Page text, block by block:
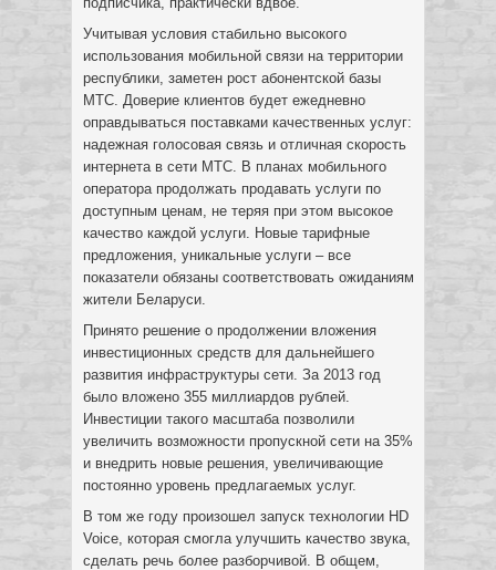
Учитывая условия стабильно высокого
использования мобильной связи на территории
республики, заметен рост абонентской базы
МТС. Доверие клиентов будет ежедневно
оправдываться поставками качественных услуг:
надежная голосовая связь и отличная скорость
интернета в сети МТС. В планах мобильного
оператора продолжать продавать услуги по
доступным ценам, не теряя при этом высокое
качество каждой услуги. Новые тарифные
предложения, уникальные услуги – все
показатели обязаны соответствовать ожиданиям
жители Беларуси.
Принято решение о продолжении вложения
инвестиционных средств для дальнейшего
развития инфраструктуры сети. За 2013 год
было вложено 355 миллиардов рублей.
Инвестиции такого масштаба позволили
увеличить возможности пропускной сети на 35%
и внедрить новые решения, увеличивающие
постоянно уровень предлагаемых услуг.
В том же году произошел запуск технологии HD
Voice, которая смогла улучшить качество звука,
сделать речь более разборчивой. В общем,